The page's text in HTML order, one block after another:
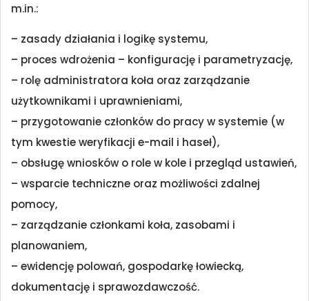
m.in.:
– zasady działania i logikę systemu,
– proces wdrożenia – konfigurację i parametryzację,
– rolę administratora koła oraz zarządzanie
użytkownikami i uprawnieniami,
– przygotowanie członków do pracy w systemie (w
tym kwestie weryfikacji e-mail i haseł),
– obsługę wniosków o role w kole i przegląd ustawień,
– wsparcie techniczne oraz możliwości zdalnej
pomocy,
– zarządzanie członkami koła, zasobami i
planowaniem,
– ewidencję polowań, gospodarkę łowiecką,
dokumentację i sprawozdawczość.